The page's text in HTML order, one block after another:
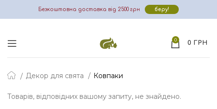
Безкоштовна доставка від 2500 грн беру!
0 0 ГРН
Декор для свята Ковпаки
Товарів, відповідних вашому запиту, не знайдено.